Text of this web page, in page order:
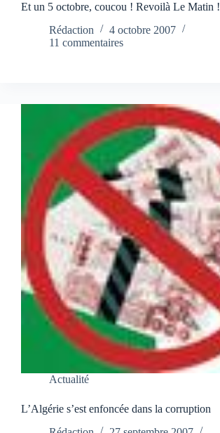
Et un 5 octobre, coucou ! Revoilà Le Matin !
Rédaction
4 octobre 2007
11 commentaires
Actualité
L’Algérie s’est enfoncée dans la corruption